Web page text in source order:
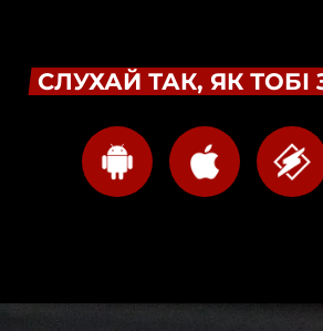
СЛУХАЙ ТАК, ЯК ТОБІ